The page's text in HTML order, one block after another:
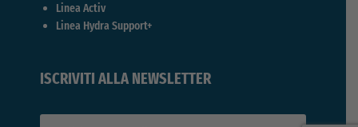
Linea Activ
Linea Hydra Support+
ISCRIVITI ALLA NEWSLETTER